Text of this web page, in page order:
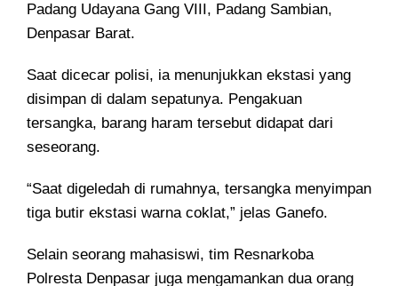
Padang Udayana Gang VIII, Padang Sambian,
Denpasar Barat.
Saat dicecar polisi, ia menunjukkan ekstasi yang
disimpan di dalam sepatunya. Pengakuan
tersangka, barang haram tersebut didapat dari
seseorang.
“Saat digeledah di rumahnya, tersangka menyimpan
tiga butir ekstasi warna coklat,” jelas Ganefo.
Selain seorang mahasiswi, tim Resnarkoba
Polresta Denpasar juga mengamankan dua orang